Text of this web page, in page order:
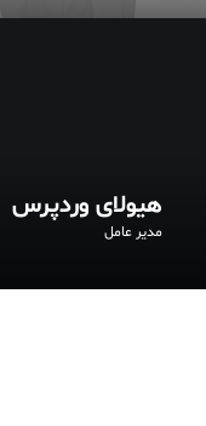
هیولای وردپرس
مدیر عامل